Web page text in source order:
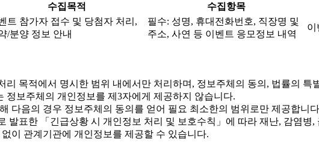
수집목적 수집항목
트 참가자 접수 및 당첨자 처리,
/분양 정보 안내
필수: 성명, 휴대전화번호, 직장명 및
주소, 사연 등 이벤트 응모정보 내역
이
리 목적에서 명시한 범위 내에서만 처리하며, 정보주체의 동의, 법률의
정보주체의 개인정보를 제3자에게 제공하지 않습니다.
다음의 경우 정보주체의 동의를 얻어 필요 최소한의 범위로만 제공합니
발표한 「긴급상황 시 개인정보 처리 및 보호수칙」에 따라 재난, 감염병
이 관계기관에 개인정보를 제공할 수 있습니다.